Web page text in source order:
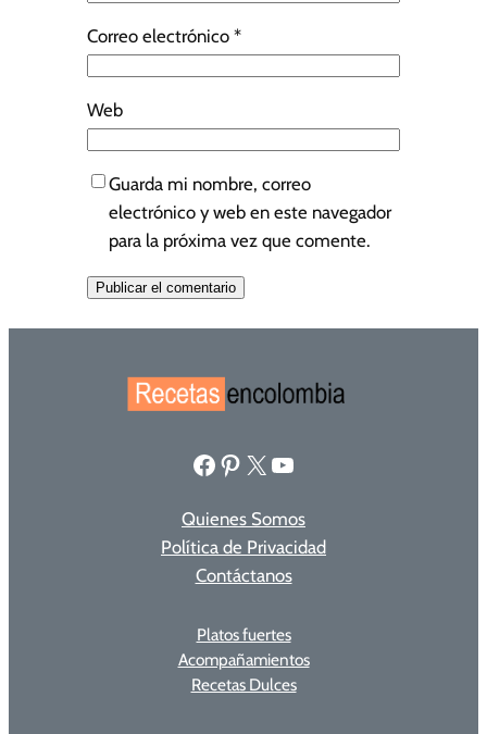
Correo electrónico *
Web
Guarda mi nombre, correo
electrónico y web en este navegador
para la próxima vez que comente.
Facebook Pinterest X YouTube
Quienes Somos
Política de Privacidad
Contáctanos
Platos fuertes
Acompañamientos
Recetas Dulces